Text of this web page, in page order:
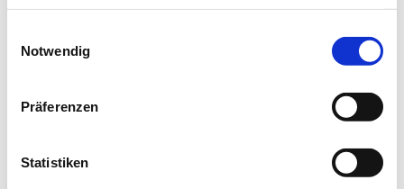
haben oder die sie im Rahmen Ihrer Nutzung der Dienste
Notwendig
Präferenzen
Statistiken